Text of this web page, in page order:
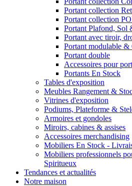
Portant collection
Portant collection
Portant Plafond, Sol
Portant avec tiroir,
Portant modulable &
Portant double
Accessoires pour
Portants En Stock
Tables d'exposition
Meubles Rangement &
Vitrines d'exposition
Podiums, Plateforme &
Armoires et gondoles
Miroirs, cabines & assises
Accessoires merchandising
Mobiliers En Stock -
Mobiliers professionnels
Spiritueux
Tendances et actualités
Notre maison